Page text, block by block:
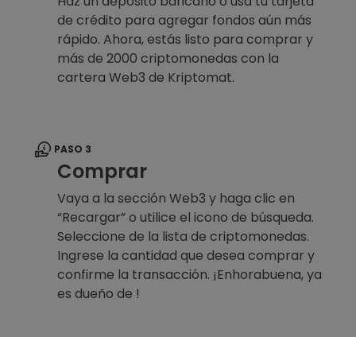
de crédito para agregar fondos aún más
rápido. Ahora, estás listo para comprar y
más de 2000 criptomonedas con la
cartera Web3 de Kriptomat.
PASO 3
Comprar
Vaya a la sección Web3 y haga clic en
“Recargar” o utilice el icono de búsqueda.
Seleccione de la lista de criptomonedas.
Ingrese la cantidad que desea comprar y
confirme la transacción. ¡Enhorabuena, ya
es dueño de !